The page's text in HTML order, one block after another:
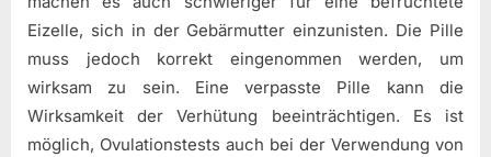
Eizelle, sich in der Gebärmutter einzunisten. Die Pille
muss jedoch korrekt eingenommen werden, um
wirksam zu sein. Eine verpasste Pille kann die
Wirksamkeit der Verhütung beeinträchtigen. Es ist
möglich, Ovulationstests auch bei der Verwendung von